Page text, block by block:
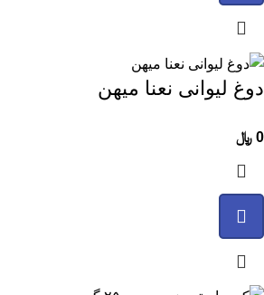
دوغ لیوانی نعنا میهن
0 ﷼